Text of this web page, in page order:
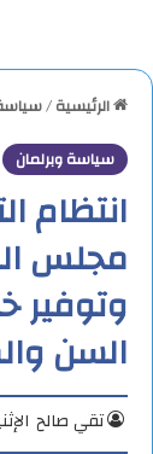
الرئيسية/
سياسة وبرلمان
انتظام
مجلس
وتوفير
السن
تقي صالح الإثنين,4